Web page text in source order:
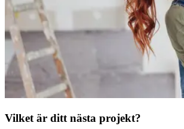
Vilket är ditt nästa projekt?